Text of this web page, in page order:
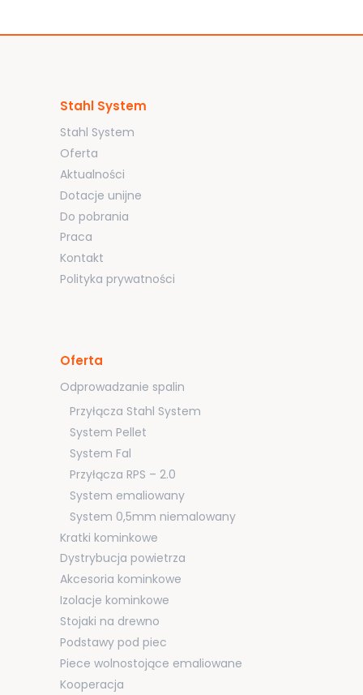
Stahl System
Stahl System
Oferta
Aktualności
Dotacje unijne
Do pobrania
Praca
Kontakt
Polityka prywatności
Oferta
Odprowadzanie spalin
Przyłącza Stahl System
System Pellet
System Fal
Przyłącza RPS – 2.0
System emaliowany
System 0,5mm niemalowany
Kratki kominkowe
Dystrybucja powietrza
Akcesoria kominkowe
Izolacje kominkowe
Stojaki na drewno
Podstawy pod piec
Piece wolnostojące emaliowane
Kooperacja